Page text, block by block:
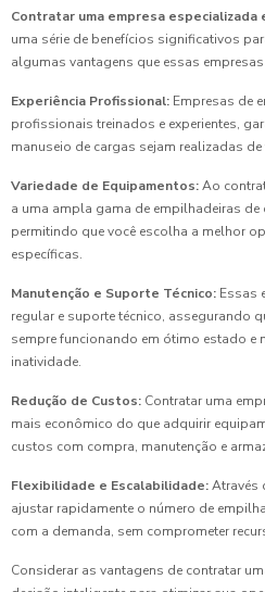
Contratar uma empresa especializada
uma série de benefícios significativos
algumas vantagens que essas empresas
Experiência Profissional: Empresas de
profissionais treinados e experientes,
manuseio de cargas sejam realizadas de
Variedade de Equipamentos:Ao
a uma ampla gama de empilhadeiras
permitindo que você escolha a melhor
específicas.
Manutenção e Suporte Técnico: Essas
regular e suporte técnico, assegurando
sempre funcionando em ótimo estado e
inatividade.
Redução de Custos: Contratar uma
mais econômico do que adquirir
custos com compra, manutenção e
Flexibilidade e Escalabilidade:Através
ajustar rapidamente o número de
com a demanda, sem comprometer
Considerar as vantagens de contratar